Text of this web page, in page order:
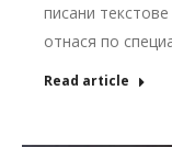
писани
отнася по
Read article